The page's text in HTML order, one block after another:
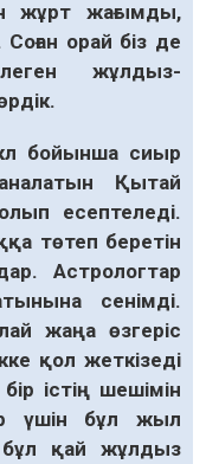
жұрт жағымды,
орай біз де
жұлдыз-
бойынша сиыр
Қытай
есептеледі.
төтеп беретін
Астрологтар
сенімді.
жаңа өзгеріс
қол жеткізеді
істің шешімін
үшін бұл жыл
қай жұлдыз